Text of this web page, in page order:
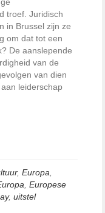
troef. Juridisch
in Brussel zijn ze
om dat tot een
De aanslepende
van de
van dien
leiderschap
, Europa
Europese
, uitstel